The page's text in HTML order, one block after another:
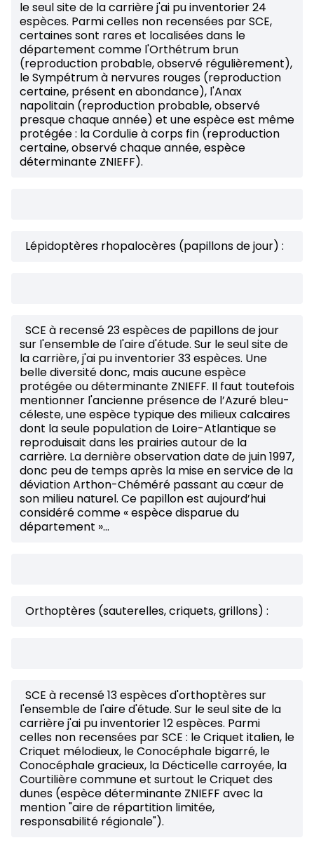
le seul site de la carrière j'ai pu inventorier 24
espèces. Parmi celles non recensées par SCE,
certaines sont rares et localisées dans le
département comme l'Orthétrum brun
(reproduction probable, observé régulièrement),
le Sympétrum à nervures rouges (reproduction
certaine, présent en abondance), l'Anax
napolitain (reproduction probable, observé
presque chaque année) et une espèce est même
protégée : la Cordulie à corps fin (reproduction
certaine, observé chaque année, espèce
déterminante ZNIEFF).
Lépidoptères rhopalocères (papillons de jour) :
SCE à recensé 23 espèces de papillons de jour
sur l'ensemble de l'aire d'étude. Sur le seul site de
la carrière, j'ai pu inventorier 33 espèces. Une
belle diversité donc, mais aucune espèce
protégée ou déterminante ZNIEFF. Il faut toutefois
mentionner l'ancienne présence de l’Azuré bleu-
céleste, une espèce typique des milieux calcaires
dont la seule population de Loire-Atlantique se
reproduisait dans les prairies autour de la
carrière. La dernière observation date de juin 1997,
donc peu de temps après la mise en service de la
déviation Arthon-Chéméré passant au cœur de
son milieu naturel. Ce papillon est aujourd’hui
considéré comme « espèce disparue du
département »…
Orthoptères (sauterelles, criquets, grillons) :
SCE à recensé 13 espèces d'orthoptères sur
l'ensemble de l'aire d'étude. Sur le seul site de la
carrière j'ai pu inventorier 12 espèces. Parmi
celles non recensées par SCE : le Criquet italien, le
Criquet mélodieux, le Conocéphale bigarré, le
Conocéphale gracieux, la Décticelle carroyée, la
Courtilière commune et surtout le Criquet des
dunes (espèce déterminante ZNIEFF avec la
mention "aire de répartition limitée,
responsabilité régionale").